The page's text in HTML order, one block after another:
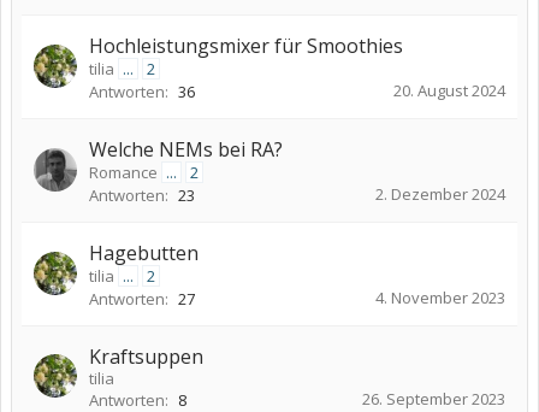
Hochleistungsmixer für Smoothies
tilia ...
2
Antworten: 36 20. August 2024
Welche NEMs bei RA?
Romance ...
2
Antworten: 23 2. Dezember 2024
Hagebutten
tilia ...
2
Antworten: 27 4. November 2023
Kraftsuppen
tilia
Antworten: 8 26. September 2023